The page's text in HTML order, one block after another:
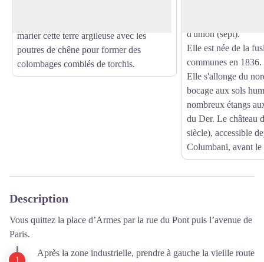
marier cette terre argileuse avec les
poutres de chêne pour former des
colombages comblés de torchis.
d'union (sept).
Elle est née de la
communes en 1836.
Elle s'allonge du
bocage aux sols
nombreux étangs
du Der. Le château
siècle), accessible
Columbani, avant
Description
Vous quittez la place d’Armes par la rue du Pont puis l’avenue de
Paris.
Après la zone industrielle, prendre à gauche la vieille route